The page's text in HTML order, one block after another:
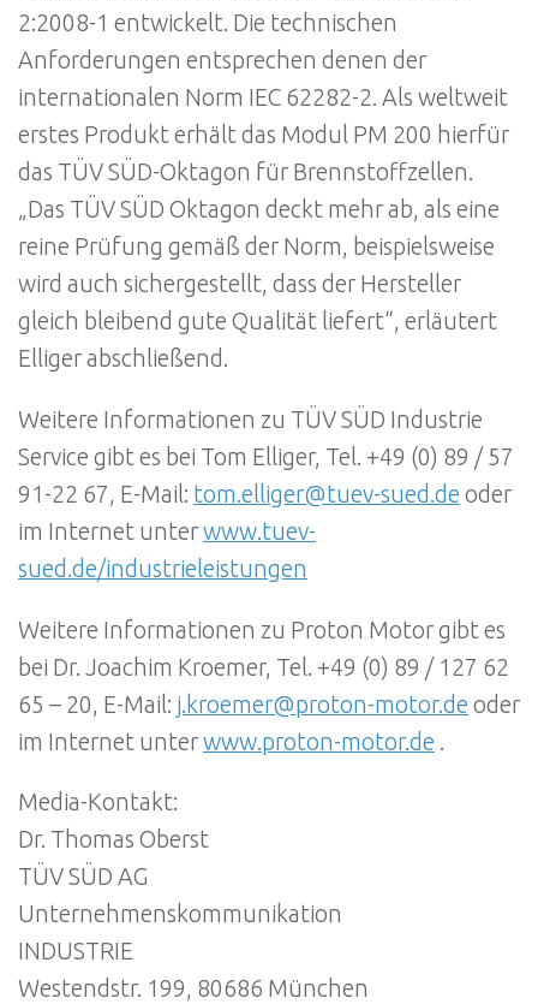
2:2008-1 entwickelt. Die technischen
Anforderungen entsprechen denen der
internationalen Norm IEC 62282-2. Als weltweit
erstes Produkt erhält das Modul PM 200 hierfür
das TÜV SÜD-Oktagon für Brennstoffzellen.
„Das TÜV SÜD Oktagon deckt mehr ab, als eine
reine Prüfung gemäß der Norm, beispielsweise
wird auch sichergestellt, dass der Hersteller
gleich bleibend gute Qualität liefert“, erläutert
Elliger abschließend.
Weitere Informationen zu TÜV SÜD Industrie
Service gibt es bei Tom Elliger, Tel. +49 (0) 89 / 57
91-22 67, E-Mail: tom.elliger@tuev-sued.de oder
im Internet unterwww.tuev-
sued.de/industrieleistungen
Weitere Informationen zu Proton Motor gibt es
bei Dr. Joachim Kroemer, Tel. +49 (0) 89 / 127 62
65 – 20, E-Mail: j.kroemer@proton-motor.de oder
im Internet unterwww.proton-motor.de .
Media-Kontakt:
Dr. Thomas Oberst
TÜV SÜD AG
Unternehmenskommunikation
INDUSTRIE
Westendstr. 199, 80686 München